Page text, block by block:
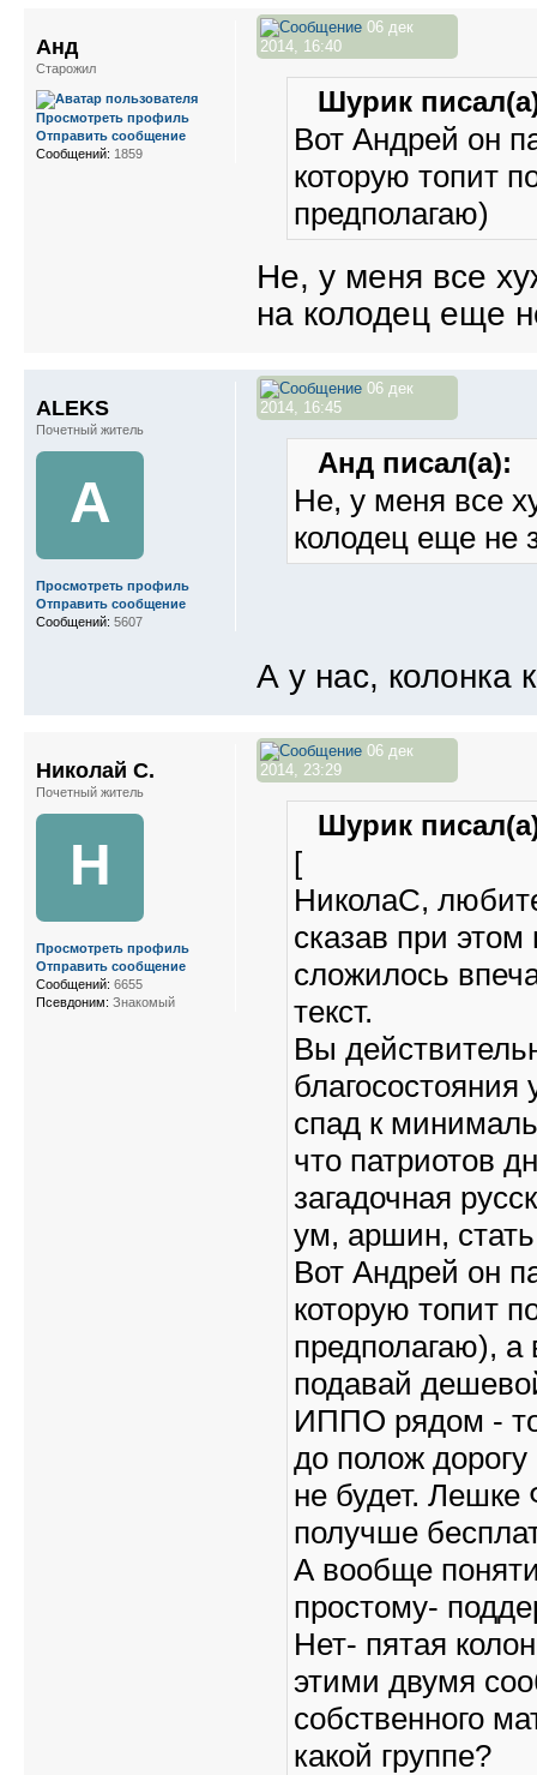
06 дек
2014, 16:40
Шурик
Вот Андрей он
которую топит
предполагаю)
Не, у меня все
на колодец еще
Анд
Старожил
Просмотреть профиль
Отправить сообщение
Сообщений: 1859
06 дек
2014, 16:45
Анд писал(а):
Не, у меня все
колодец еще не
А у нас, колонка
ALEKS
Почетный житель
A
Просмотреть профиль
Отправить сообщение
Сообщений: 5607
06 дек
2014, 23:29
Шурик
[
НиколаС,
сказав при
сложилось
текст.
Вы
благосостояния
спад к
что патриотов
загадочная
ум, аршин,
Вот Андрей он
которую топит
предполагаю),
подавай
ИППО рядом -
до полож
не будет. Лешке
получше
А вообще
простому-
Нет- пятая
этими двумя
собственного
какой группе?
Николай С.
Почетный житель
Н
Просмотреть профиль
Отправить сообщение
Сообщений: 6655
Псевдоним: Знакомый